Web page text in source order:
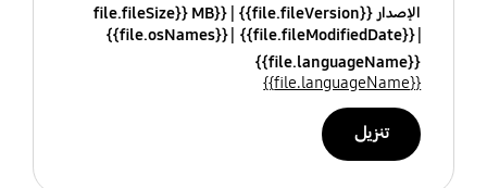
الإصدار {{file.fileVersion}}
{{file.fileSize}} MB
{{file.fileModifiedDate}}
{{file.osNames}}
{{file.languageName}}
{{file.languageName}}
تنزيل